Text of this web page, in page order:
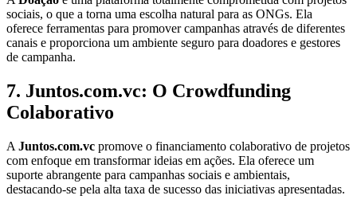
sociais, o que a torna uma escolha natural para as ONGs. Ela
oferece ferramentas para promover campanhas através de diferentes
canais e proporciona um ambiente seguro para doadores e gestores
de campanha.
7. Juntos.com.vc: O Crowdfunding
Colaborativo
A Juntos.com.vc promove o financiamento colaborativo de projetos
com enfoque em transformar ideias em ações. Ela oferece um
suporte abrangente para campanhas sociais e ambientais,
destacando-se pela alta taxa de sucesso das iniciativas apresentadas.